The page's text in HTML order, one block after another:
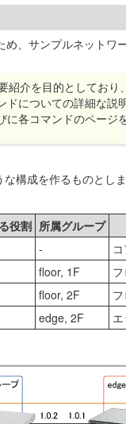
、サンプルネットワ
紹介を目的としてお
ドについての詳細な
に各コマンドのページ
構成を作るものとし
役割 所属グループ
-
floor, 1F
floor, 2F
edge, 2F